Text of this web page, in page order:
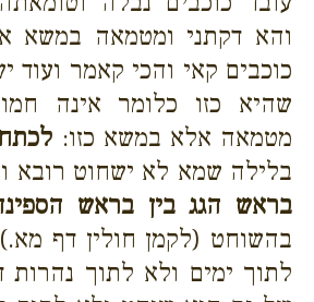
והא דקתני ומטמאה במשא
כוכבים קאי והכי קאמר
שהיא כזו כלומר אינה
מטמאה אלא במשא כזו:
בלילה שמא לא ישחוט רובא
בראש הגג בין בראש
בהשוחט (לקמן חולין דף
לתוך ימים ולא לתוך